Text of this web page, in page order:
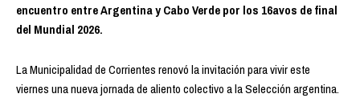
encuentro entre Argentina y Cabo Verde por los 16avos de final
del Mundial 2026.
La Municipalidad de Corrientes renovó la invitación para vivir este
viernes una nueva jornada de aliento colectivo a la Selección argentina.